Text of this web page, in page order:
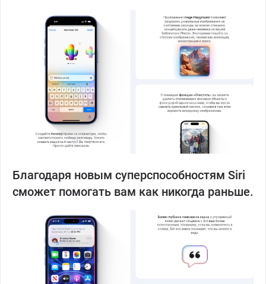
Благодаря новым суперспособностям Siri
сможет помогать вам как никогда раньше.